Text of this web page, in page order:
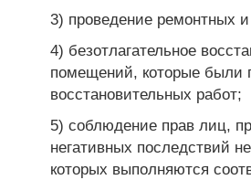
3) проведение ремонтных
4) безотлагательное
помещений, которые были
восстановительных работ;
5) соблюдение прав лиц,
негативных последствий
которых выполняются